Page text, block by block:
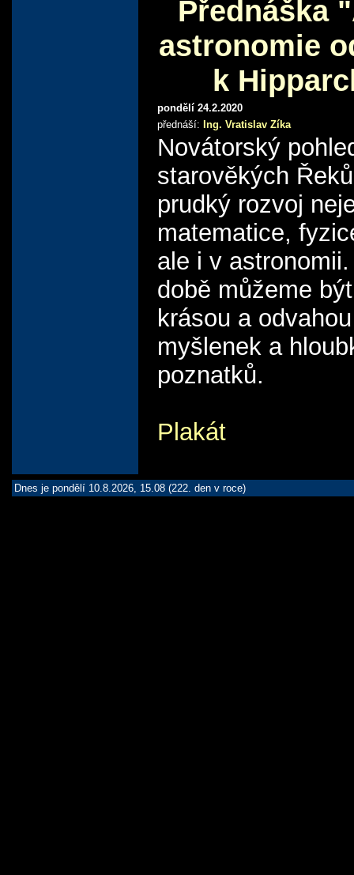
Přednáška
astronomie
k
pondělí 24.2.2020
přednáší: Ing. Vratislav Zíka
Novátorský
starověkých
prudký rozvoj
matematice,
ale i v
době můžeme
krásou a
myšlenek a
poznatků.
Plakát
Dnes je pondělí 10.8.2026, 15.08 (222. den v roce)